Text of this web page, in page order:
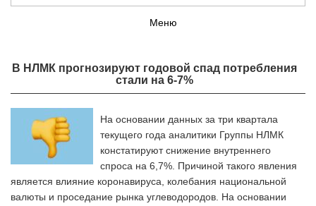
Меню
В НЛМК прогнозируют годовой спад потребления
стали на 6-7%
На основании данных за три квартала
текущего года аналитики Группы НЛМК
констатируют снижение внутреннего
спроса на 6,7%. Причиной такого явления
является влияние коронавируса, колебания национальной
валюты и проседание рынка углеводородов. На основании